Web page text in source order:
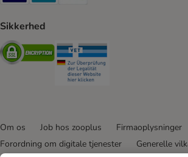
Sikkerhed
Security
Om os Job hos zooplus
Firmaoplysninger
Forordning om digitale tjenester
Generelle